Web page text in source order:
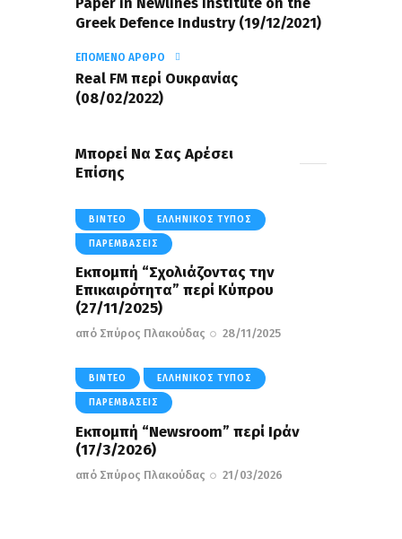
Greek Defence Industry (19/12/2021)
ΕΠΌΜΕΝΟ ΆΡΘΡΟ
Real FM περί Ουκρανίας
(08/02/2022)
Μπορεί Να Σας Αρέσει
Επίσης
ΒΊΝΤΕΟ ΕΛΛΗΝΙΚΌΣ ΤΎΠΟΣ
ΠΑΡΕΜΒΆΣΕΙΣ
Εκπομπή “Σχολιάζοντας την
Επικαιρότητα” περί Κύπρου
(27/11/2025)
από Σπύρος Πλακούδας 28/11/2025
ΒΊΝΤΕΟ ΕΛΛΗΝΙΚΌΣ ΤΎΠΟΣ
ΠΑΡΕΜΒΆΣΕΙΣ
Εκπομπή “Newsroom” περί Ιράν
(17/3/2026)
από Σπύρος Πλακούδας 21/03/2026